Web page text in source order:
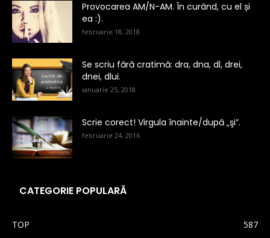
Provocarea AM/N-AM. În curând, cu el și
ea :).
februarie 18, 2018
Se scriu fără cratimă: dra, dna, dl, drei,
dnei, dlui.
ianuarie 25, 2018
Scrie corect! Virgula înainte/după „şi”.
februarie 24, 2016
CATEGORIE POPULARĂ
TOP
587